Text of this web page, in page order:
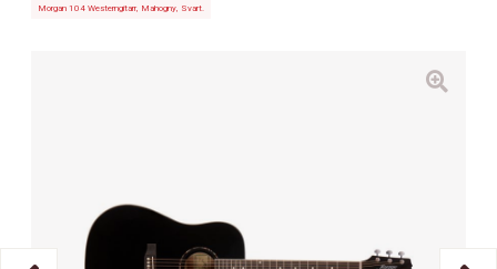
Morgan 104 Westerngitarr, Mahogny, Svart.